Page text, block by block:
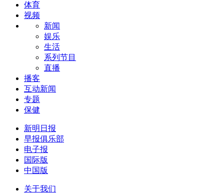
体育
视频
新闻
娱乐
生活
系列节目
直播
播客
互动新闻
专题
保健
新明日报
早报俱乐部
电子报
国际版
中国版
关于我们